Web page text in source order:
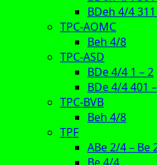
BDeh 4/4
TPC-AOMC
Beh 4/8
TPC-ASD
BDe 4/4 1 – 2
BDe 4/4 401
TPC-BVB
Beh 4/8
TPF
ABe 2/4 – Be